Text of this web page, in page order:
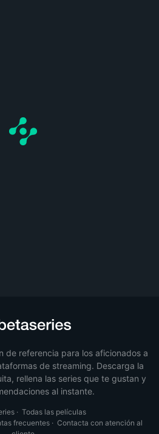
de referencia para los aficionados a
de streaming. Descarga la
rellena las series que te gustan y
al instante.
· Todas las películas
frecuentes· Contacta con atención al